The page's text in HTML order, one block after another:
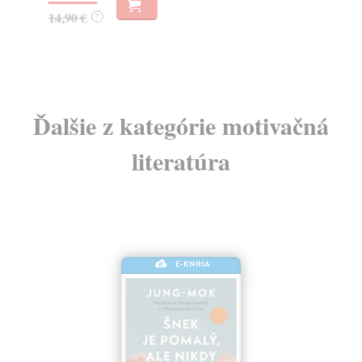
14,90 € ?
Ďalšie z kategórie motivačná
literatúra
E-KNIHA